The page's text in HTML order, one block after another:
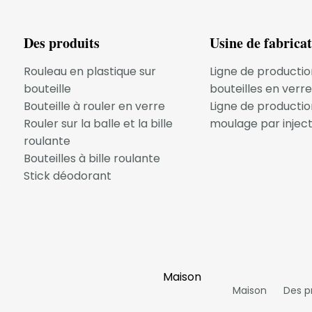
l’équilibre
écologiques avec une durée de conservation
tels que les plastiques PCR, les résines
d’emballage durables qui prolongent la durée de
environnemental, prouvant que les emballages
de votre produit comme prévu.
Des produits
Rouleau en plastique sur
bouteille
Bouteille à rouler en verre
Rouler sur la balle et la bille
roulante
Bouteilles à bille roulante
Stick déodorant
Usine de
Ligne de
bouteilles en verre
Ligne de
moulage par
Maison
Maison Des